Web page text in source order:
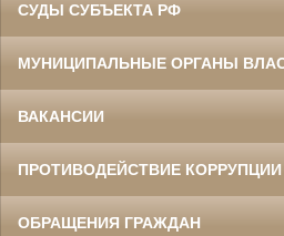
СУДЫ СУБЪЕКТА РФ
МУНИЦИПАЛЬНЫЕ ОРГАНЫ
ВАКАНСИИ
ПРОТИВОДЕЙСТВИЕ КОРРУПЦИИ
ОБРАЩЕНИЯ ГРАЖДАН